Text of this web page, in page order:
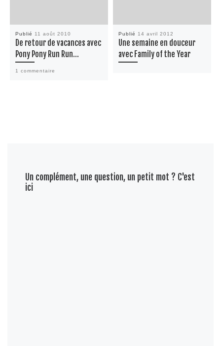
Publié 11 août 2010
De retour de vacances avec
Pony Pony Run Run…
1 commentaire
Publié 14 avril 2012
Une semaine en douceur
avec Family of the Year
Un complément, une question, un petit mot ? C'est
ici